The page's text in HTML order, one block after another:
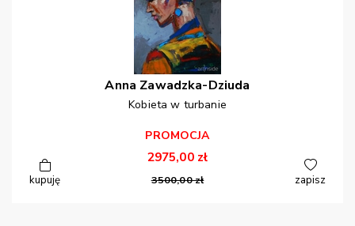
Anna Zawadzka-Dziuda
Kobieta w turbanie
kupuję
PROMOCJA
2975,00 zł
3500,00zł zapisz